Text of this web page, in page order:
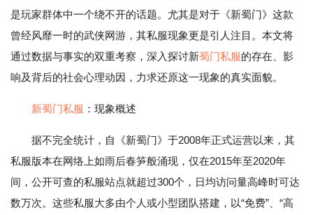
是玩家群体中一个绕不开的话题。尤其是对于《新蜀门》这款
曾经风靡一时的武侠网游，其私服现象更是引人注目。本文将
通过数据与事实的双重考察，深入探讨新蜀门私服的存在、影
响及背后的社会心理动因，力求还原这一现象的真实面貌。
新蜀门私服 ：现象概述
据不完全统计，自《新蜀门》于2008年正式运营以来，其
私服版本在网络上如雨后春笋般涌现，仅在2015年至2020年
间，公开可查的私服站点就超过300个，日均访问量高峰时可达
数万次。这些私服大多由个人或小型团队搭建，以“免费”、“高